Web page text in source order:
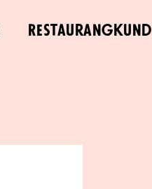
Restaurangkund